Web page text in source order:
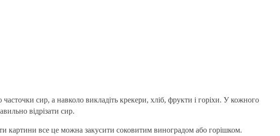
сир, а навколо викладіть крекери, хліб, фрукти і горіхи. У кожного
відрізати сир.
картини все це можна закусити соковитим виноградом або горішком.